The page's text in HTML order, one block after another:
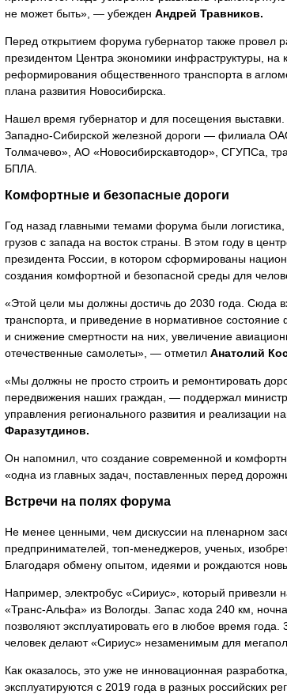
не может быть», — убежден Андрей Травников.
Перед открытием форума губернатор также провел
президентом Центра экономики инфраструктуры,
реформирования общественного транспорта в
плана развития Новосибирска.
Нашел время губернатор и для посещения
Западно-Сибирской железной дороги — филиала
Толмачево», АО «Новосибирскавтодор», СГУПСа,
БПЛА.
Комфортные и безопасные дороги
Год назад главными темами форума были
грузов с запада на восток страны. В этом году в
президента России, в котором сформированы
создания комфортной и безопасной среды для
«Этой цели мы должны достичь до 2030 года. Сюда
транспорта, и приведение в нормативное
и снижение смертности на них, увеличение
отечественные самолеты», — отметил Анатолий
«Мы должны не просто строить и ремонтировать
передвижения наших граждан, — поддержал
управления регионального развития и реализации
Фаразутдинов.
Он напомнил, что создание современной и
«одна из главных задач, поставленных перед
Встречи на полях форума
Не менее ценными, чем дискуссии на пленарном
предпринимателей, топ-менеджеров, ученых,
Благодаря обмену опытом, идеями и рождаются
Например, электробус «Сириус», который привезли
«Транс-Альфа» из Вологды. Запас хода 240 км,
позволяют эксплуатировать его в любое время
человек делают «Сириус» незаменимым для
Как оказалось, это уже не инновационная
эксплуатируются с 2019 года в разных российских